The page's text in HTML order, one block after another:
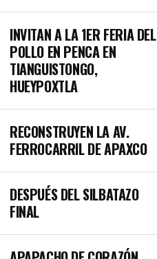
INVITAN A LA 1ER FERIA DEL
POLLO EN PENCA EN
TIANGUISTONGO,
HUEYPOXTLA
RECONSTRUYEN LA AV.
FERROCARRIL DE APAXCO
DESPUÉS DEL SILBATAZO
FINAL